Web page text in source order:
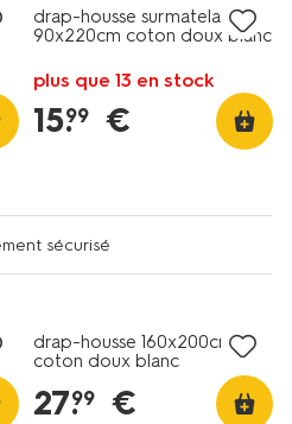
drap-housse surmatelas
90x220cm coton doux blanc
plus que 13 en stock
15.
99 €
sécurisé
drap-housse 160x200cm
coton doux blanc
27.
99 €